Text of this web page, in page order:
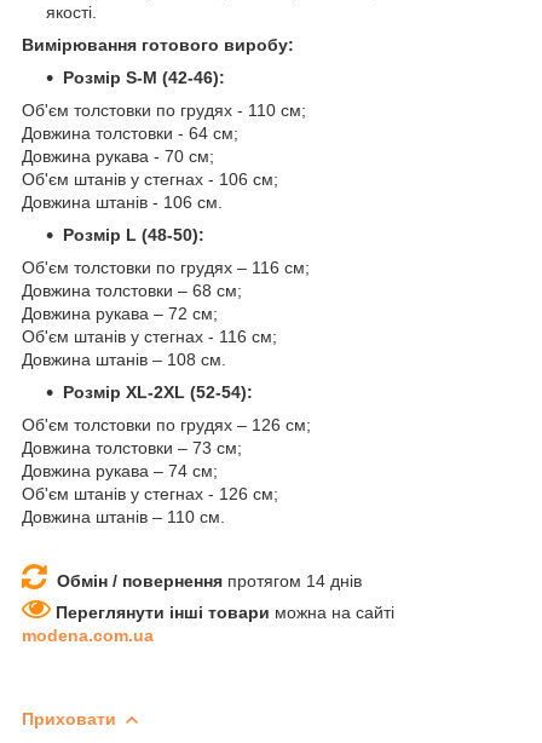
якості.
Вимірювання готового виробу:
Розмір S-M (42-46):
Об'єм толстовки по грудях - 110 см;
Довжина толстовки - 64 см;
Довжина рукава - 70 см;
Об'єм штанів у стегнах - 106 см;
Довжина штанів - 106 см.
Розмір L (48-50):
Об'єм толстовки по грудях – 116 см;
Довжина толстовки – 68 см;
Довжина рукава – 72 см;
Об'єм штанів у стегнах - 116 см;
Довжина штанів – 108 см.
Розмір XL-2XL (52-54):
Об'єм толстовки по грудях – 126 см;
Довжина толстовки – 73 см;
Довжина рукава – 74 см;
Об'єм штанів у стегнах - 126 см;
Довжина штанів – 110 см.
Обмін / повернення протягом 14 днів
Переглянути інші товари можна на сайті
modena.com.ua
Приховати